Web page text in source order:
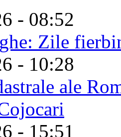
- 08:52
Zile
- 10:28
ale
- 15:51